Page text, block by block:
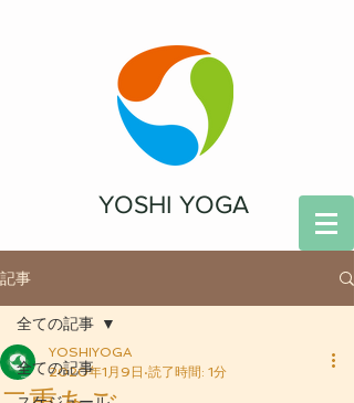
YOSHI YOGA
記事
全ての記事
全ての記事
YOSHIYOGA
2020年1月9日 読了時間: 1分